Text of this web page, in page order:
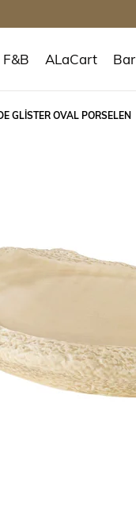
F&B ALaCart Bar
GLİSTER OVAL PORSELEN